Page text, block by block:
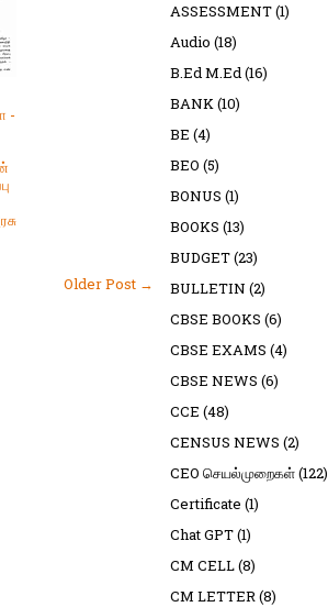
-
Older Post →
ASSESSMENT(1)
Audio (18)
B.Ed M.Ed(16)
BANK(10)
BE (4)
BEO (5)
BONUS (1)
BOOKS (13)
BUDGET(23)
BULLETIN (2)
CBSE BOOKS (6)
CBSE EXAMS (4)
CBSE NEWS (6)
CCE (48)
CENSUS NEWS (2)
CEO செயல்முறைகள்(122)
Certificate (1)
Chat GPT(1)
CM CELL(8)
CM LETTER(8)